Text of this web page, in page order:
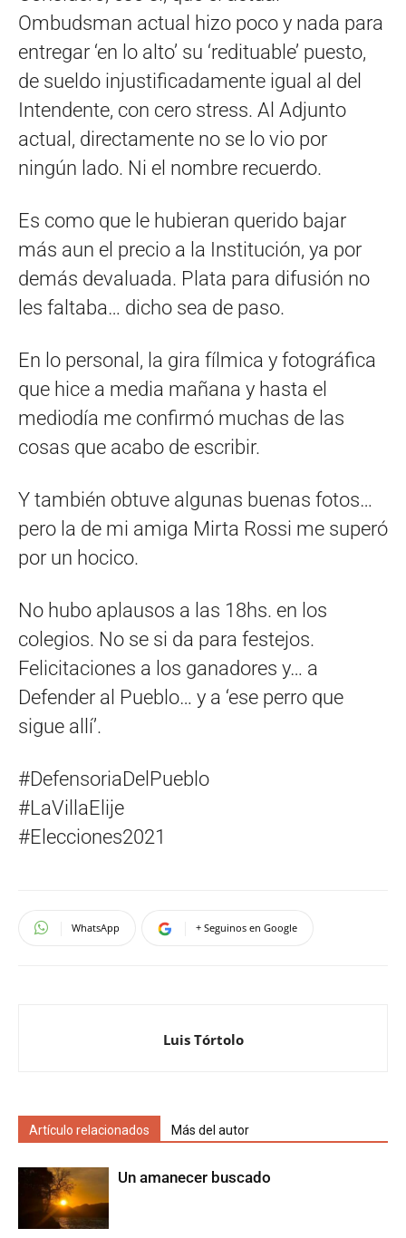
Ombudsman actual hizo poco y nada para
entregar ‘en lo alto’ su ‘redituable’ puesto,
de sueldo injustificadamente igual al del
Intendente, con cero stress. Al Adjunto
actual, directamente no se lo vio por
ningún lado. Ni el nombre recuerdo.
Es como que le hubieran querido bajar
más aun el precio a la Institución, ya por
demás devaluada. Plata para difusión no
les faltaba… dicho sea de paso.
En lo personal, la gira fílmica y fotográfica
que hice a media mañana y hasta el
mediodía me confirmó muchas de las
cosas que acabo de escribir.
Y también obtuve algunas buenas fotos…
pero la de mi amiga Mirta Rossi me superó
por un hocico.
No hubo aplausos a las 18hs. en los
colegios. No se si da para festejos.
Felicitaciones a los ganadores y… a
Defender al Pueblo… y a ‘ese perro que
sigue allí’.
#DefensoriaDelPueblo
#LaVillaElije
#Elecciones2021
WhatsApp + Seguinos en Google
Luis Tórtolo
Artículo relacionados Más del autor
Un amanecer buscado